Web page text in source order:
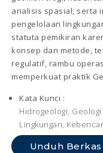
analisis spasial, serta
pengelolaan
statuta pemikiran
konsep dan metode,
regulatif, rambu
memperkuat praktik
Kata Kunci :
Hidrogeologi,
Lingkungan,
Unduh Berkas